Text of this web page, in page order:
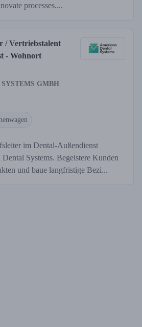
processes....
/ Vertriebstalent
- Wohnort
GMBH
im Dental-Außendienst
Systems. Begeistere Kunden
und baue langfristige Bezi...